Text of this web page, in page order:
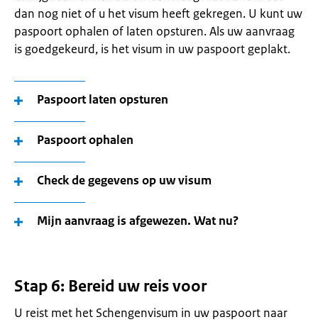
dan nog niet of u het visum heeft gekregen. U kunt uw
paspoort ophalen of laten opsturen. Als uw aanvraag
is goedgekeurd, is het visum in uw paspoort geplakt.
Paspoort laten opsturen
Paspoort ophalen
Check de gegevens op uw visum
Mijn aanvraag is afgewezen. Wat nu?
Stap 6: Bereid uw reis voor
U reist met het Schengenvisum in uw paspoort naar